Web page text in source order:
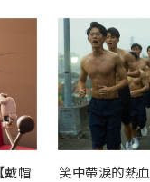
戴帽
笑中帶淚的熱